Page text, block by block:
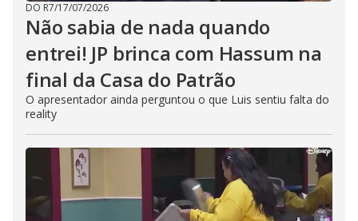
DO R7/17/07/2026
Não sabia de nada quando
entrei! JP brinca com Hassum na
final da Casa do Patrão
O apresentador ainda perguntou o que Luis sentiu falta do
reality